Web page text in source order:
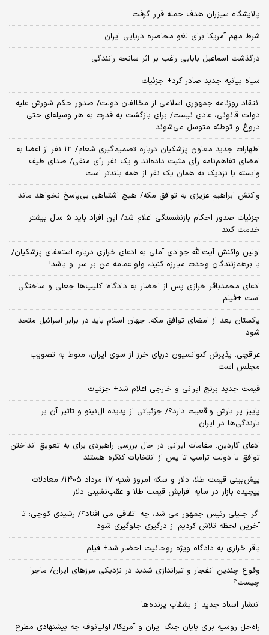
پالایشگاه سیزران هدف حمله قرار گرفت
شرط مهم آمریکا برای لغو محاصره دریایی ایران
درگذشت اسماعیل بابایی راغب بر اثر سانحه رانندگی
سپاه بیانیه جدید صادر کرد+ جزئیات
انتقاد روزنامه جمهوری اسلامی از مخالفان دولت/ صدور حکم شورش علیه
دولت قانونی، عادی نیست/ برای بازگشت به قدرت به هر وسیله‌ای حتی
دروغ و توطئه متوسل می‌شوند
اظهارات جدید معاون پزشکیان درباره تصمیم‌گیری شعام/ ۱۲ نفر از اعضا به
امضای تفاهم‌نامه رأی مثبت داده‌اند و یک نفر رأی منفی/ صدای طیف
وابسته یا نزدیک به همان یک نفر از همه بلندتر است
واکنش ابراهیم عزیزی به توافق مکه/ هیچ اشتباهی بی‌پاسخ نخواهد ماند
جزئیات صدور احکام بازنشستگی اعلام شد/ این افراد باید ۵ سال بیشتر
خدمت کنند
اولین واکنش آیت‌الله جوادی آملی به ادعای خرازی درباره استعفای پزشکیان/
با برهم‌زنندگان وحدت مبارزه کنید، ولو عمامه من بر سر او باشد!
ادعای محمدباقر خرازی پس از احضار به دادگاه؛ کلیپ‌ها جعلی و ساختگی
است +فیلم
پاکستان بعد از امضای توافق مکه: جهان اسلام باید در برابر اسرائیل متحد
شود
عراقچی: پذیرش کنوانسیون دریای خرز از سوی ایران، منوط به تصویب
مجلس است
قیمت جدید برنج ایرانی و خارجی اعلام شد+ جزئیات
پاییز پر بارش واقعیت دارد؟/ جزئیاتی از پدیده ال‌نینو و تاثیر آن بر
بارندگی‌ها در ایران
ادعای گاردین: مقامات ایرانی در حال بررسی راهبردی برای به تعویق انداختن
توافق با دولت ترامپ تا پس از انتخابات کنگره هستند
پیش‌بینی قیمت طلا، دلار و سکه امروز شنبه ۱۷ مرداد ۱۴۰۵/ معادلات
پیچیده بازار در سایه افزایش قیمت طلا و عقب‌نشینی دلار
اگر جلیلی رئیس جمهور می شد، چه اتفاقی می افتاد؟/ رشیدی کوچی: تا
آخرین لحظه تلاش کردیم از درگیری جلوگیری شود
باقر خرازی به دادگاه ویژه روحانیت احضار شد+ فیلم
وقوع چندین انفجار و تیراندازی شدید در نزدیکی مرز‌های ایران/ ماجرا
چیست؟
انتشار اسناد جدید از بشقاب پرنده‌ها
راه‌حل روسیه برای پایان جنگ ایران و آمریکا/ اولیانوف چه پیشنهادی مطرح